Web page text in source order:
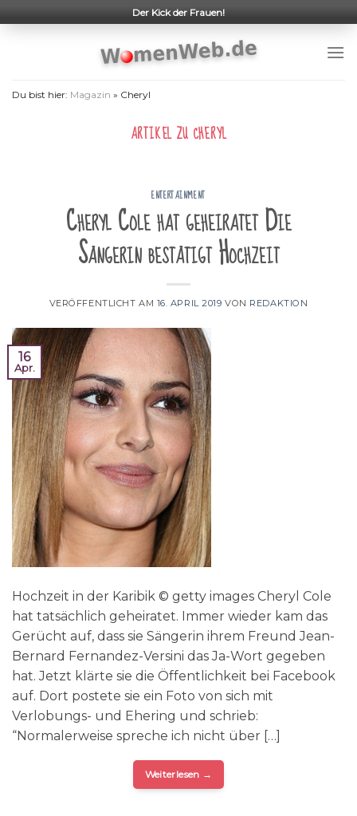
to
Der Kick der Frauen!
Du bist hier: Magazin » Cheryl
ARTIKEL ZU CHERYL
ENTERTAINMENT
Cheryl Cole hat geheiratet Die
Sängerin bestätigt Hochzeit
VERÖFFENTLICHT AM 16. APRIL 2019 VON REDAKTION
16
Apr.
Hochzeit in der Karibik © getty images Cheryl Cole
hat tatsächlich geheiratet. Immer wieder kam das
Gerücht auf, dass sie Sängerin ihrem Freund Jean-
Bernard Fernandez-Versini das Ja-Wort gegeben
hat. Jetzt klärte sie die Öffentlichkeit bei Facebook
auf. Dort postete sie ein Foto von sich mit
Verlobungs- und Ehering und schrieb:
“Normalerweise spreche ich nicht über […]
Weiterlesen →